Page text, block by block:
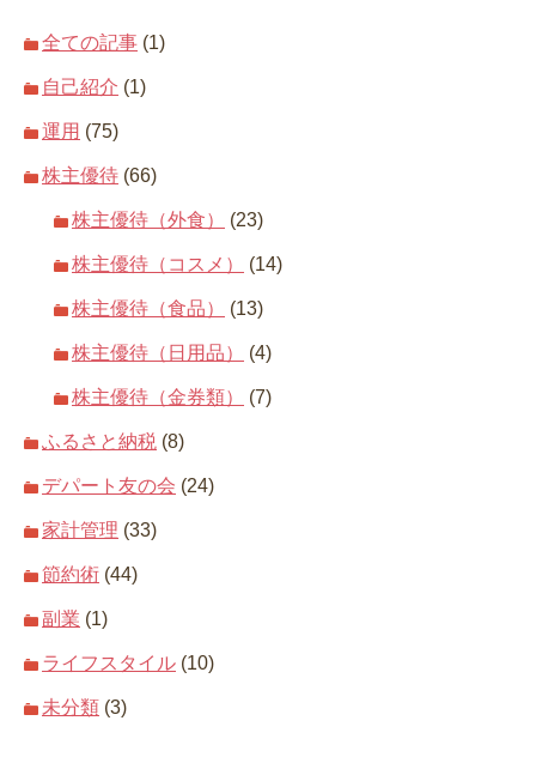
全ての記事 (1)
自己紹介 (1)
運用 (75)
株主優待 (66)
株主優待（外食） (23)
株主優待（コスメ） (14)
株主優待（食品） (13)
株主優待（日用品） (4)
株主優待（金券類） (7)
ふるさと納税 (8)
デパート友の会 (24)
家計管理 (33)
節約術 (44)
副業 (1)
ライフスタイル (10)
未分類 (3)